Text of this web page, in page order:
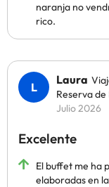
naranja no
rico.
Laura
Reserva
Julio 2026
Excelente
El buffet me ha
elaboradas en